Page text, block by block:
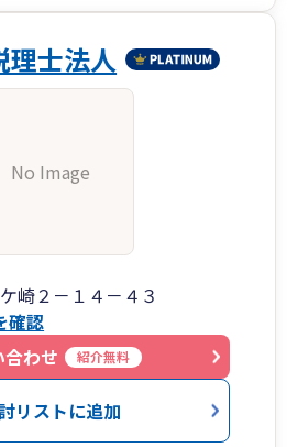
理士法人
No Image
崎２－１４－４３
確認
合わせ
紹介無料
リストに追加